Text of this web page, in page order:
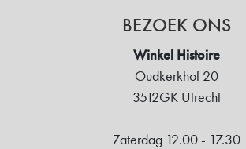
BEZOEK ONS
Winkel Histoire
Oudkerkhof 20
3512GK Utrecht
Zaterdag 12.00 - 17.30